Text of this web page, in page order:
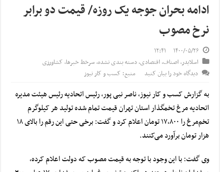
ادامه بحران جوجه یک روزه/ قیمت دو برابر
نرخ مصوب
۱۴۰۰/۰۵/۲۶
۱۲:۴۱
اسلایدر,اصناف,اقتصادی,دسته بندی نشده,سرخط خبرها, کشاورزی
دیدگاه خود را بیان کنید
منبع: کسب و کار نیوز
به گزارش کسب و کار نیوز، ناصر نبی پور، رئیس اتحادیه رئیس هیئت مدیره
اتحادیه مرغ تخمگذار استان تهران قیمت تمام شده تولید هر کیلوگرم
تخم‌مرغ را ۱۷,۸۰۰ تومان اعلام کرد و گفت: برخی حتی این رقم را بالای ۱۸
هزار تومان برآورد می‌کنند.
وی گفت: با این وجود با توجه بهقیمت مصوبکه دولت اعلام کرده،